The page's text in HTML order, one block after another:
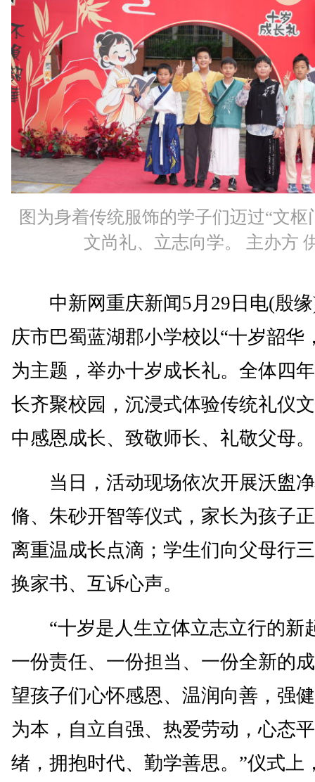
图为身着传统服饰的学子们迈过“文枢
文尚礼、立志向学。 主办方
中新网重庆新闻5月29日电(殷缘
庆市巴蜀蓝湖郡小学校以“十岁韶华
为主题，举办十岁成长礼。全体四
长齐聚校园，沉浸式体验传统礼仪
中感恩成长、致敬师长、礼敬父母。
当日，活动现场依次开展沃盥净
脩、朱砂开智等仪式，家长为孩子
离重温成长点滴；学生们向父母行
换家书、互诉心声。
“十岁是人生立体立志立行的新
一份责任、一份担当、一份全新的
望孩子们心怀感恩、温润向善，强
为本，自立自强、热爱劳动，心态
绪，拥抱时代、勤学善思。”仪式上